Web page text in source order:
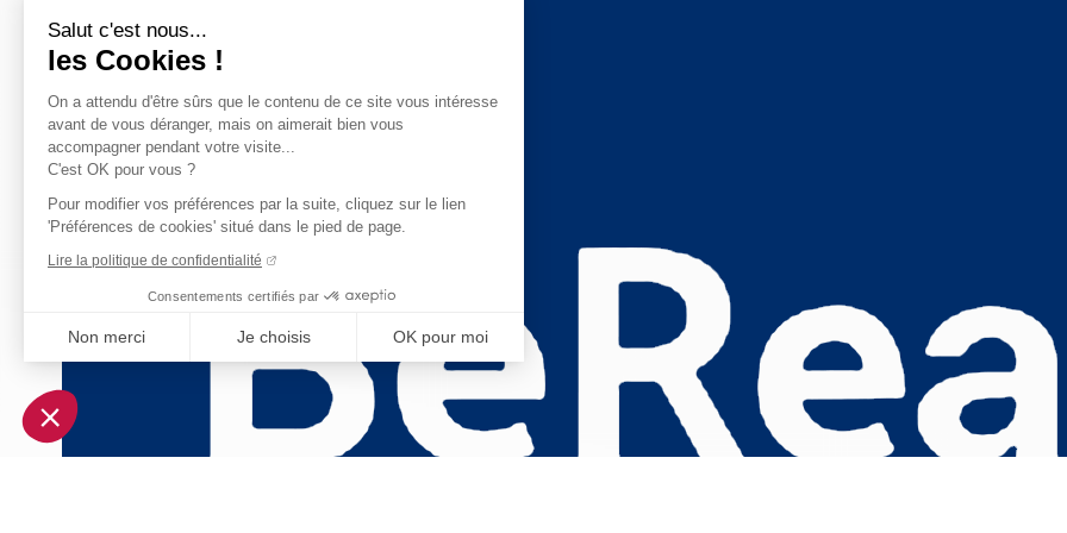
Salut c'est nous...
les Cookies !
On a attendu d'être sûrs que le contenu de ce site vous intéresse
avant de vous déranger, mais on aimerait bien vous
accompagner pendant votre visite...
C'est OK pour vous ?
Pour modifier vos préférences par la suite, cliquez sur le lien
'Préférences de cookies' situé dans le pied de page.
Lire la politique de confidentialité
Consentements certifiés par
Non merci Je choisis OK pour moi
Plateforme de Gestion du Consentement : Personnalisez vos Options
Notre plateforme vous permet d'adapter et de gérer vos paramètres de confidentialité, en garantissant la conformité avec